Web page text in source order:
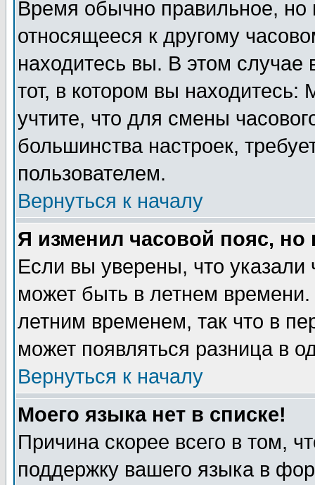
Время обычно правильное,
относящееся к другому
находитесь вы. В этом
тот, в котором вы
учтите, что для смены
большинства настроек,
пользователем.
Вернуться к началу
Я изменил часовой пояс,
Если вы уверены, что указали
может быть в летнем
летним временем, так что в
может появляться разница в
Вернуться к началу
Моего языка нет в списке!
Причина скорее всего в том,
поддержку вашего языка в